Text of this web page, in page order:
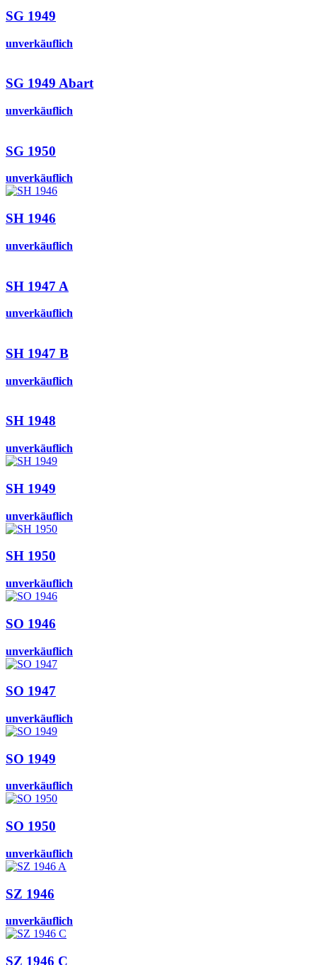
SG 1949
unverkäuflich
SG 1949 Abart
unverkäuflich
SG 1950
unverkäuflich
SH 1946
unverkäuflich
SH 1947 A
unverkäuflich
SH 1947 B
unverkäuflich
SH 1948
unverkäuflich
SH 1949
unverkäuflich
SH 1950
unverkäuflich
SO 1946
unverkäuflich
SO 1947
unverkäuflich
SO 1949
unverkäuflich
SO 1950
unverkäuflich
SZ 1946
unverkäuflich
SZ 1946 C